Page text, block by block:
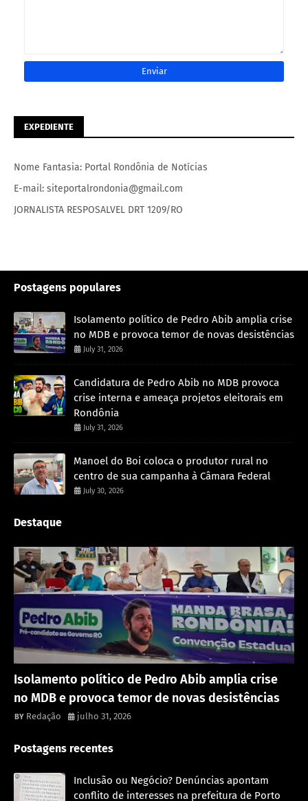
EXPEDIENTE
Nome Fantasia: Portal Rondônia de Notícias
E-mail: siteportalrondonia@gmail.com
JORNALISTA RESPOSALVEL DRT 1209/RO
Postagens populares
Isolamento político de Pedro Abib amplia crise
no MDB e provoca temor de novas desistências
July 31, 2026
Candidatura de Pedro Abib no MDB provoca
crise interna e ameaça projetos eleitorais em
Rondônia
July 31, 2026
Manoel do Boi coloca o produtor rural no
centro de sua campanha à Câmara Federal
July 30, 2026
Destaque
Isolamento político de Pedro Abib amplia crise
no MDB e provoca temor de novas desistências
Redação julho 31, 2026
Postagens recentes
Inclusão ou Negócio? Denúncias apontam
conflito de interesses na prefeitura de Porto